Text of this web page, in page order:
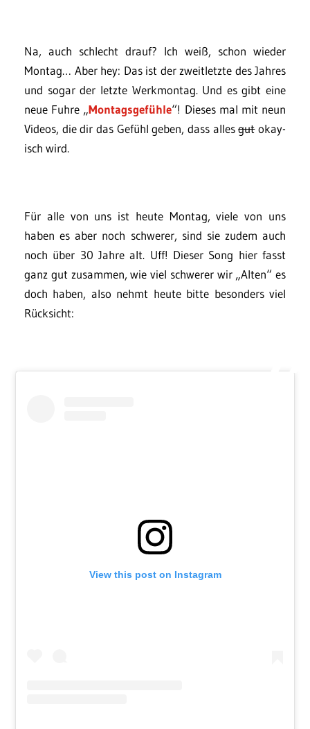
Na, auch schlecht drauf? Ich weiß, schon wieder
Montag… Aber hey: Das ist der zweitletzte des Jahres
und sogar der letzte Werkmontag. Und es gibt eine
neue Fuhre „Montagsgefühle“! Dieses mal mit neun
Videos, die dir das Gefühl geben, dass allesgutokay-
isch wird.
Für alle von uns ist heute Montag, viele von uns
haben es aber noch schwerer, sind sie zudem auch
noch über 30 Jahre alt. Uff! Dieser Song hier fasst
ganz gut zusammen, wie viel schwerer wir „Alten“ es
doch haben, also nehmt heute bitte besonders viel
Rücksicht:
View this post on Instagram